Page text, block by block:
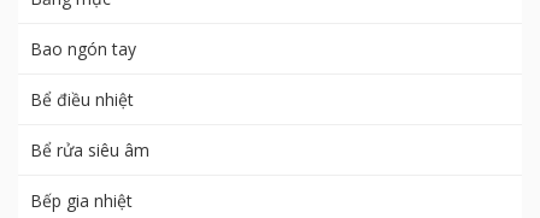
Bao ngón tay
Bể điều nhiệt
Bể rửa siêu âm
Bếp gia nhiệt